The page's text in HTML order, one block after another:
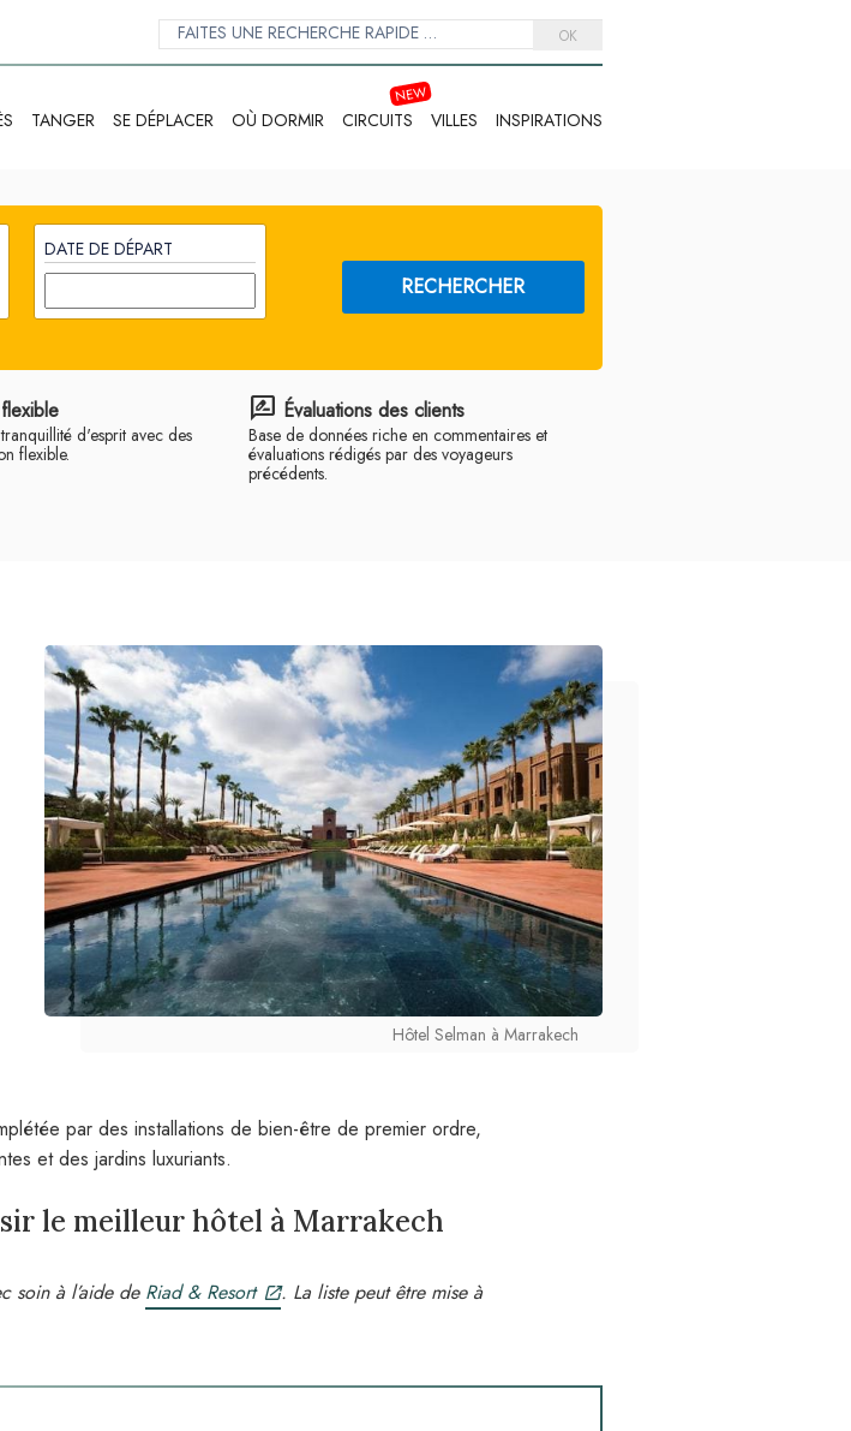
OK
TANGER SE DÉPLACER OÙ DORMIR CIRCUITS VILLES INSPIRATIONS
DATE DE DÉPART
RECHERCHER
d'esprit avec des
flexible.
rate_review Évaluations des clients
Base de données riche en commentaires et
évaluations rédigés par des voyageurs
précédents.
Hôtel Selman à Marrakech
par des installations de bien-être de premier ordre,
et des jardins luxuriants.
le meilleur hôtel à Marrakech
soin à l’aide de Riad & Resort
. La liste peut être mise à